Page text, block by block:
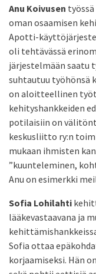
Anu Koivusen
oman osaamisen
Apotti-
oli tehtävässä
järjestelmään saatu
suhtautuu työhönsä
on aloitteellinen
kehityshankkeiden
potilaisiin on
keskusliitto ry:n
mukaan ihmisten
”kuunteleminen,
Anu on esimerkki
Sofia Lohilahti
lääkevastaavana ja
Sofia ottaa
korjaamiseksi. Hän